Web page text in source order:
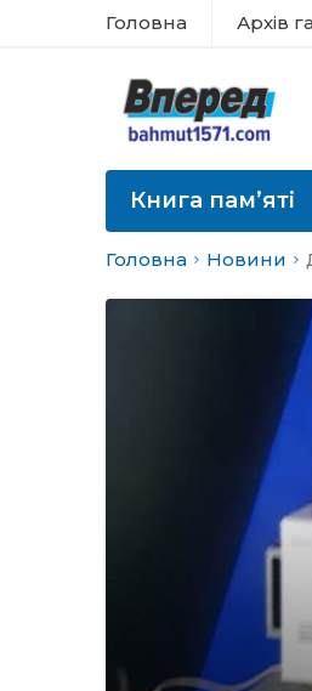
Головна Архів
Книга пам’яті
Головна Новини